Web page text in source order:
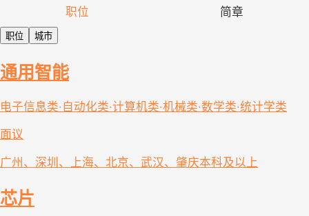
职位 简章
职位 城市
通用智能
电子信息类·自动化类·计算机类·机械类·数学类·统计学类
面议
广州、深圳、上海、北京、武汉、肇庆本科及以上
芯片